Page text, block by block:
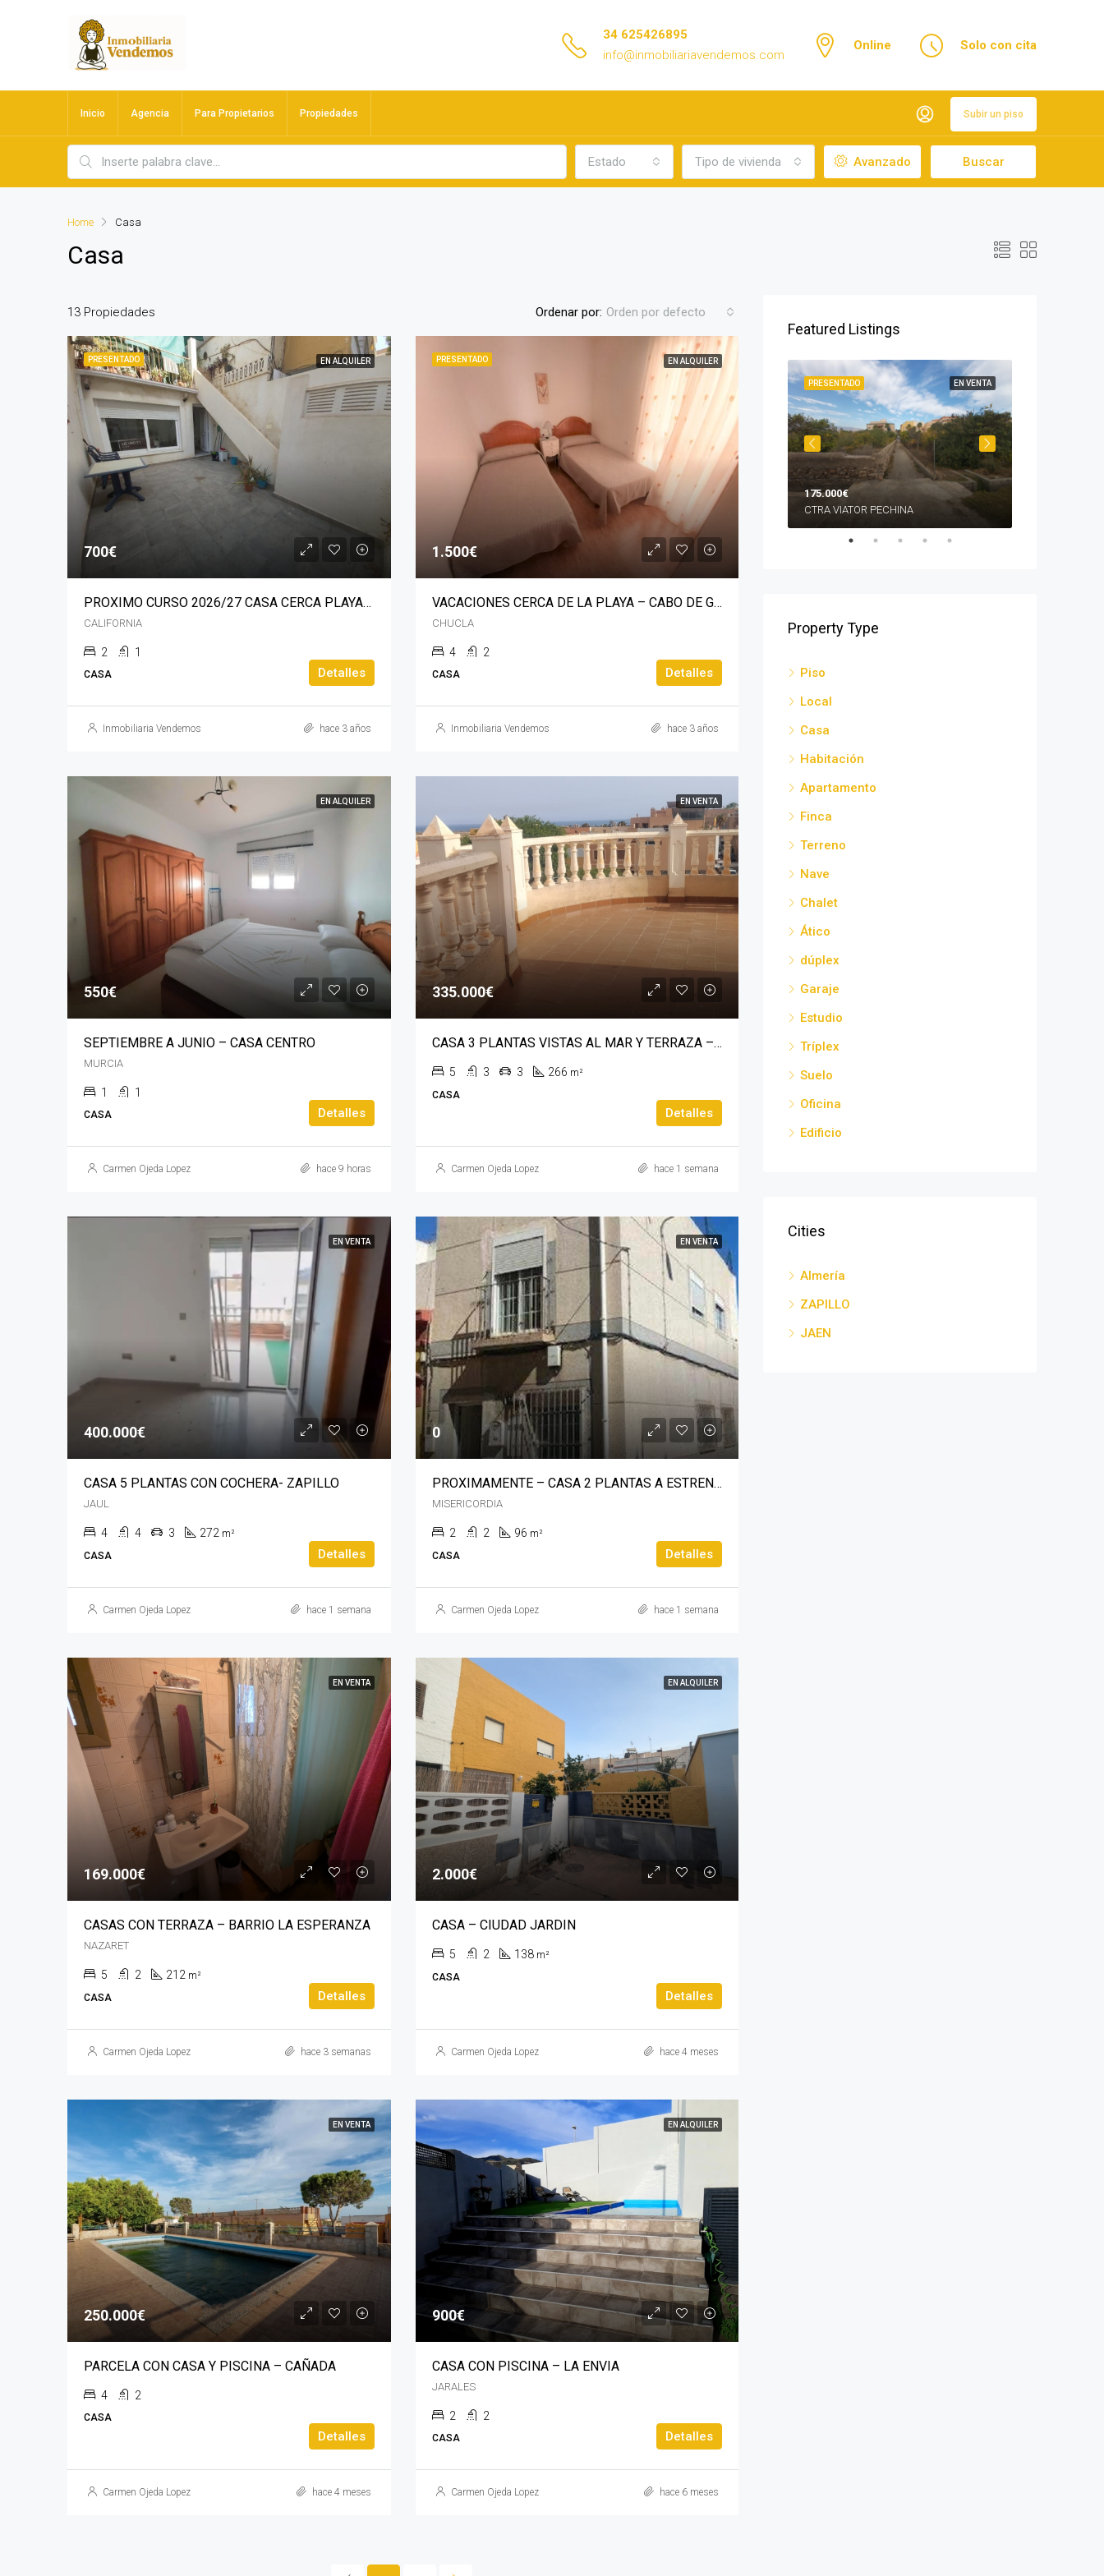
34 625426895
info@inmobiliariavendemos.com
Online Solo con cita
Inicio Agencia Para Propietarios Propiedades Subir un piso
Estado Tipo de vivienda Avanzado Buscar
Home Casa
Casa
13 Propiedades Ordenar por: Orden por defecto
PRESENTADO EN ALQUILER
700€
PROXIMO CURSO 2026/27 CASA CERCA PLAYA CON TERRAZA – ZAPILLO
CALIFORNIA
2 1
CASA Detalles
Inmobiliaria Vendemos hace 3 años
PRESENTADO EN ALQUILER
1.500€
VACACIONES CERCA DE LA PLAYA – CABO DE GATA
CHUCLA
4 2
CASA Detalles
Inmobiliaria Vendemos hace 3 años
EN ALQUILER
550€
SEPTIEMBRE A JUNIO – CASA CENTRO
MURCIA
1 1
CASA Detalles
Carmen Ojeda Lopez hace 9 horas
EN VENTA
335.000€
CASA 3 PLANTAS VISTAS AL MAR Y TERRAZA – ALQUIAN
5 3 3 266 m²
CASA
Detalles
Carmen Ojeda Lopez hace 1 semana
EN VENTA
400.000€
CASA 5 PLANTAS CON COCHERA- ZAPILLO
JAUL
4 4 3 272 m²
CASA
Detalles
Carmen Ojeda Lopez hace 1 semana
EN VENTA
0
PROXIMAMENTE – CASA 2 PLANTAS A ESTRENAR – MOLINOS
MISERICORDIA
2 2 96 m²
CASA
Detalles
Carmen Ojeda Lopez hace 1 semana
EN VENTA
169.000€
CASAS CON TERRAZA – BARRIO LA ESPERANZA
NAZARET
5 2 212 m²
CASA
Detalles
Carmen Ojeda Lopez hace 3 semanas
EN ALQUILER
2.000€
CASA – CIUDAD JARDIN
5 2 138 m²
CASA
Detalles
Carmen Ojeda Lopez hace 4 meses
EN VENTA
250.000€
PARCELA CON CASA Y PISCINA – CAÑADA
4 2
CASA
Detalles
Carmen Ojeda Lopez hace 4 meses
EN ALQUILER
900€
CASA CON PISCINA – LA ENVIA
JARALES
2 2
CASA Detalles
Carmen Ojeda Lopez hace 6 meses
Featured Listings
EN ALQUILER
550€
CAMINO TORREVIEJA
EN VENTA
PRESENTADO
175.000€
CTRA VIATOR PECHINA
Property Type
Piso
Local
Casa
Habitación
Apartamento
Finca
Terreno
Nave
Chalet
Ático
dúplex
Garaje
Estudio
Tríplex
Suelo
Oficina
Edificio
Cities
Almería
ZAPILLO
JAEN